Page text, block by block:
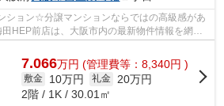
ション☆分譲マンションならではの高級感があ
HEP前店は、大阪市内の最新物件情報を網羅
ームメイトFC梅...
7.066万円 (管理費等：8,340円 )
敷金 10万円 礼金
20万円
2階 / 1K / 30.01㎡